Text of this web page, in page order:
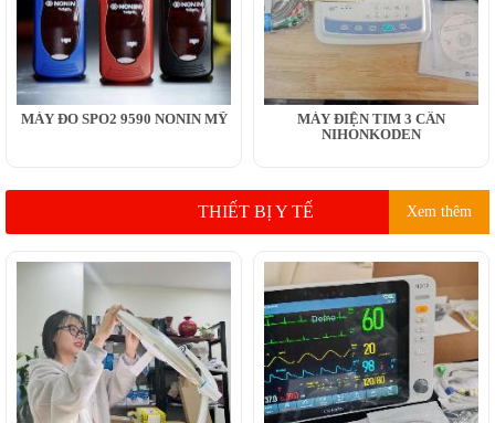
MÁY ĐO SPO2 9590 NONIN MỸ
MÁY ĐIỆN TIM 3 CẦN
NIHONKODEN
THIẾT BỊ Y TẾ Xem thêm